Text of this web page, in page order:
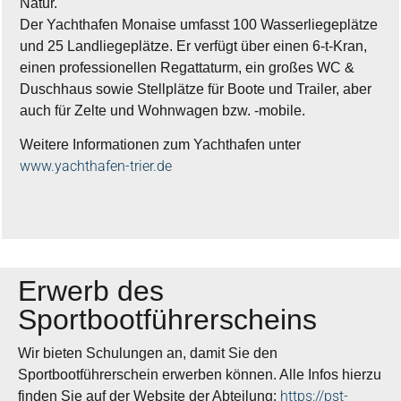
Der Yachthafen Monaise umfasst 100 Wasserliegeplätze
und 25 Landliegeplätze. Er verfügt über einen 6-t-Kran,
einen professionellen Regattaturm, ein großes WC &
Duschhaus sowie Stellplätze für Boote und Trailer, aber
auch für Zelte und Wohnwagen bzw. -mobile.
Weitere Informationen zum Yachthafen unter
www.yachthafen-trier.de
Erwerb des
Sportbootführerscheins
Wir bieten Schulungen an, damit Sie den
Sportbootführerschein erwerben können. Alle Infos hierzu
finden Sie auf der Website der Abteilung: https://pst-